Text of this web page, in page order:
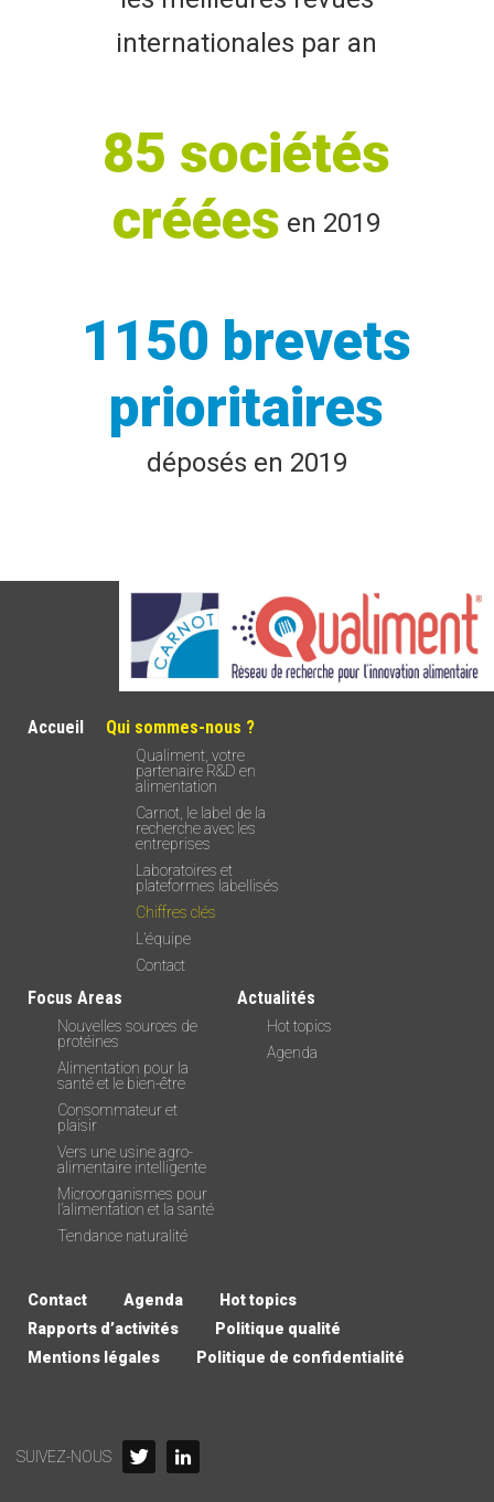
internationales par an
85 sociétés
créées en 2019
1150 brevets
prioritaires
déposés en 2019
Accueil Qui sommes-nous ?
Qualiment, votre
partenaire R&D en
alimentation
Carnot, le label de la
recherche avec les
entreprises
Laboratoires et
plateformes labellisés
Chiffres clés
L’équipe
Contact
Focus Areas
Nouvelles sources de
protéines
Alimentation pour la
santé et le bien-être
Consommateur et
plaisir
Vers une usine agro-
alimentaire intelligente
Microorganismes pour
l’alimentation et la santé
Tendance naturalité
Actualités
Hot topics
Agenda
Contact Agenda
Hot topics
Rapports d’activités
Politique qualité
Mentions légales
Politique de confidentialité
SUIVEZ-NOUS